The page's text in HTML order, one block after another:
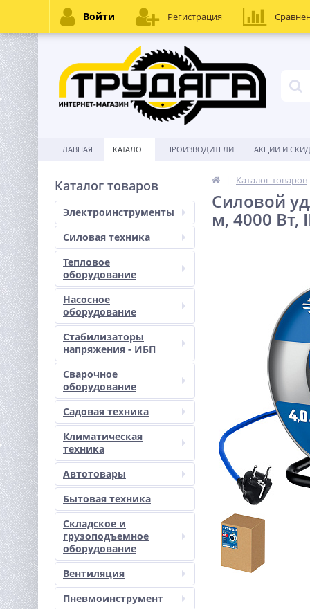
ГЛАВНАЯ КАТАЛОГ ПРОИЗВОДИТЕЛИ АКЦИИ И
Каталог товаров
Электроинструменты
Силовая техника
Тепловое
оборудование
Насосное
оборудование
Стабилизаторы
напряжения - ИБП
Сварочное
оборудование
Садовая техника
Климатическая
техника
Автотовары
Бытовая техника
Складское и
грузоподъемное
оборудование
Вентиляция
Пневмоинструмент
Каталог товаров
Силовой
м, 4000 Вт,
Войти Регистрация